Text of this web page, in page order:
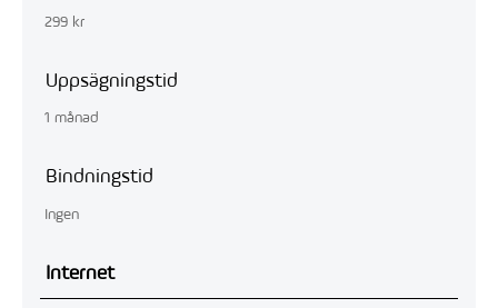
299 kr
Uppsägningstid
1 månad
Bindningstid
Ingen
Internet